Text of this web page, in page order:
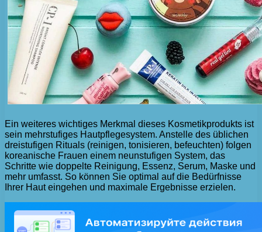
Ein weiteres wichtiges Merkmal dieses Kosmetikprodukts ist
sein mehrstufiges Hautpflegesystem. Anstelle des üblichen
dreistufigen Rituals (reinigen, tonisieren, befeuchten) folgen
koreanische Frauen einem neunstufigen System, das
Schritte wie doppelte Reinigung, Essenz, Serum, Maske und
mehr umfasst. So können Sie optimal auf die Bedürfnisse
Ihrer Haut eingehen und maximale Ergebnisse erzielen.